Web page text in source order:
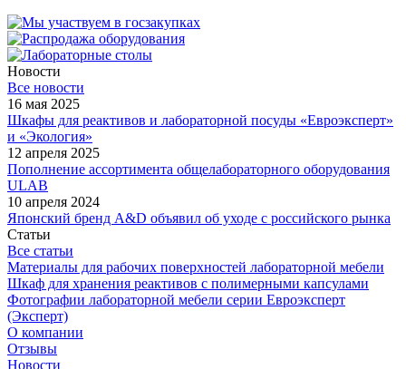
Новости
Все новости
16 мая 2025
Шкафы для реактивов и лабораторной посуды «Евроэксперт»
и «Экология»
12 апреля 2025
Пополнение ассортимента общелабораторного оборудования
ULAB
10 апреля 2024
Японский бренд A&D объявил об уходе с российского рынка
Статьи
Все статьи
Материалы для рабочих поверхностей лабораторной мебели
Шкаф для хранения реактивов с полимерными капсулами
Фотографии лабораторной мебели серии Евроэксперт
(Эксперт)
О компании
Отзывы
Новости